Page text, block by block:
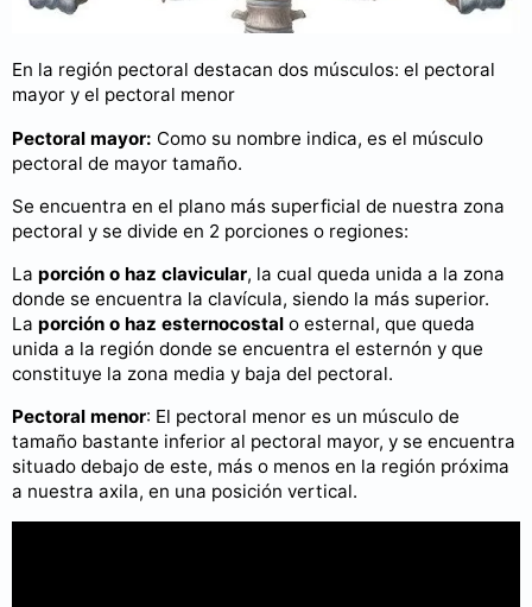
En la región pectoral destacan dos músculos: el pectoral
mayor y el pectoral menor
Pectoral mayor: Como su nombre indica, es el músculo
pectoral de mayor tamaño.
Se encuentra en el plano más superficial de nuestra zona
pectoral y se divide en 2 porciones o regiones:
La porción o haz clavicular, la cual queda unida a la zona
donde se encuentra la clavícula, siendo la más superior.
La porción o haz esternocostal o esternal, que queda
unida a la región donde se encuentra el esternón y que
constituye la zona media y baja del pectoral.
Pectoral menor: El pectoral menor es un músculo de
tamaño bastante inferior al pectoral mayor, y se encuentra
situado debajo de este, más o menos en la región próxima
a nuestra axila, en una posición vertical.